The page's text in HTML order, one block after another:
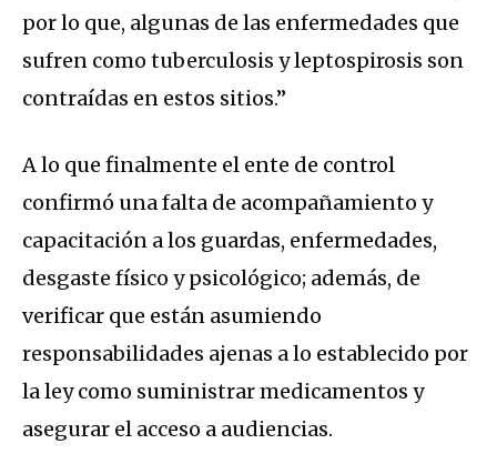
por lo que, algunas de las enfermedades que
sufren como tuberculosis y leptospirosis son
contraídas en estos sitios.”
A lo que finalmente el ente de control
confirmó una falta de acompañamiento y
capacitación a los guardas, enfermedades,
desgaste físico y psicológico; además, de
verificar que están asumiendo
responsabilidades ajenas a lo establecido por
la ley como suministrar medicamentos y
asegurar el acceso a audiencias.